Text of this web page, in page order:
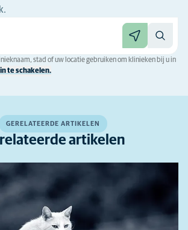
stad of uw locatie gebruiken om klinieken bij u in
in te schakelen.
GERELATEERDE ARTIKELEN
artikelen